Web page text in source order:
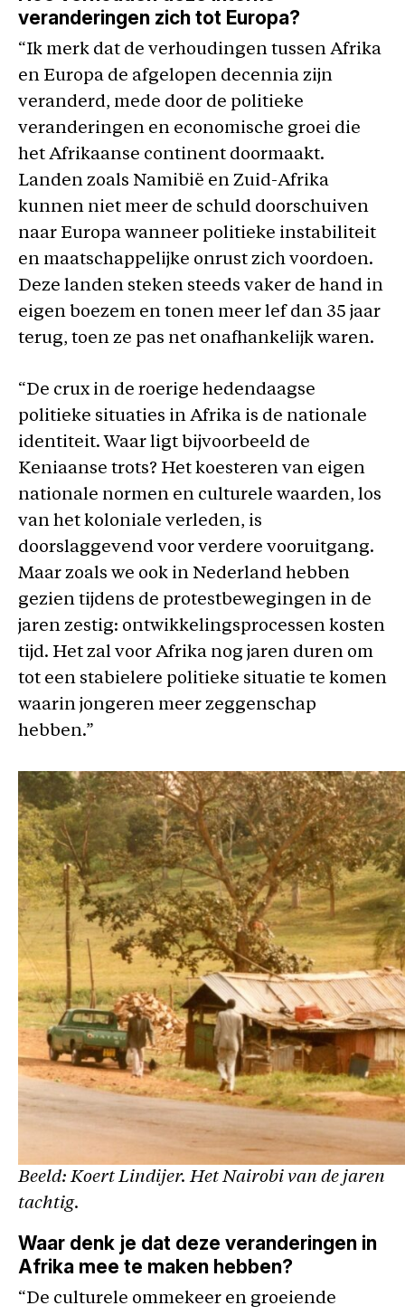
veranderingen zich tot Europa?
“Ik merk dat de verhoudingen tussen Afrika
en Europa de afgelopen decennia zijn
veranderd, mede door de politieke
veranderingen en economische groei die
het Afrikaanse continent doormaakt.
Landen zoals Namibië en Zuid-Afrika
kunnen niet meer de schuld doorschuiven
naar Europa wanneer politieke instabiliteit
en maatschappelijke onrust zich voordoen.
Deze landen steken steeds vaker de hand in
eigen boezem en tonen meer lef dan 35 jaar
terug, toen ze pas net onafhankelijk waren.
“De crux in de roerige hedendaagse
politieke situaties in Afrika is de nationale
identiteit. Waar ligt bijvoorbeeld de
Keniaanse trots? Het koesteren van eigen
nationale normen en culturele waarden, los
van het koloniale verleden, is
doorslaggevend voor verdere vooruitgang.
Maar zoals we ook in Nederland hebben
gezien tijdens de protestbewegingen in de
jaren zestig: ontwikkelingsprocessen kosten
tijd. Het zal voor Afrika nog jaren duren om
tot een stabielere politieke situatie te komen
waarin jongeren meer zeggenschap
hebben.”
Beeld: Koert Lindijer. Het Nairobi van de jaren
tachtig.
Waar denk je dat deze veranderingen in
Afrika mee te maken hebben?
“De culturele ommekeer en groeiende